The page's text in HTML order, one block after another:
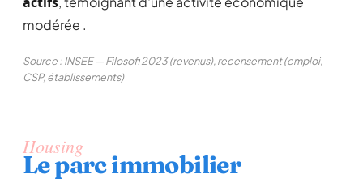
modérée .
Source : INSEE — Filosofi 2023 (revenus), recensement (emploi,
CSP, établissements)
Housing
Le parc immobilier